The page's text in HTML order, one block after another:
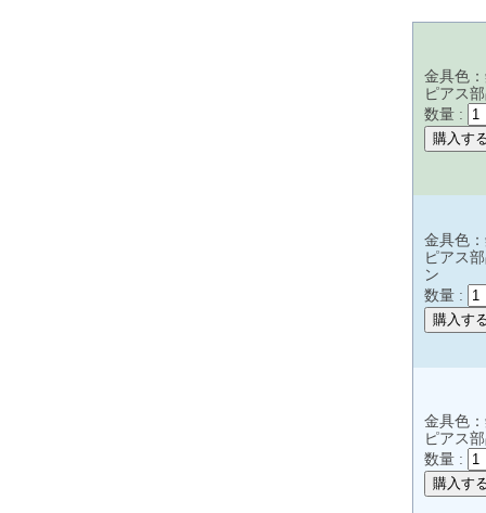
金具色
ピアス
数量 :
金具色
ピアス
ン
数量 :
金具色
ピアス
数量 :